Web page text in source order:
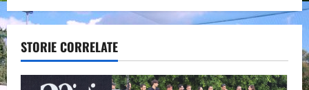
a
v
i
STORIE CORRELATE